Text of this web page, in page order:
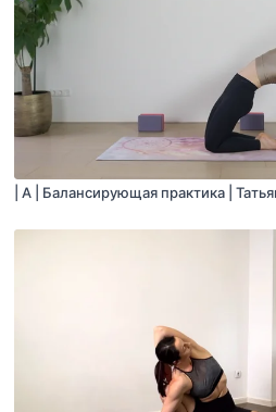
| A | Балансирующая практика |